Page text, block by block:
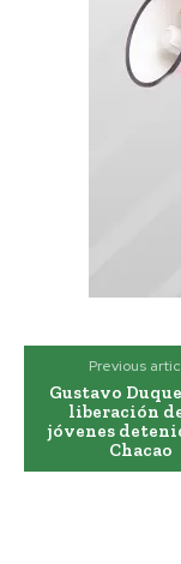
Previous
Gustavo
liberación
jóvenes
Chacao